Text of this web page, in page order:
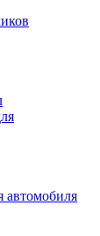
автомобиля